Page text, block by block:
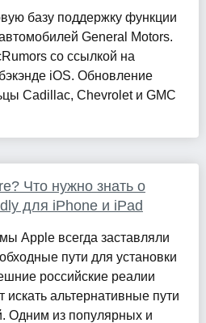
базу поддержку функции
General Motors.
со ссылкой на
iOS. Обновление
Cadillac, Chevrolet и GMC
Что нужно знать о
для iPhone и iPad
Apple всегда заставляли
пути для установки
российские реалии
альтернативные пути
Одним из популярных и